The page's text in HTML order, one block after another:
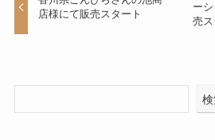
店様にて販売スタート
ー
売ス